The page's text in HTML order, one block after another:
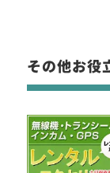
その他お役